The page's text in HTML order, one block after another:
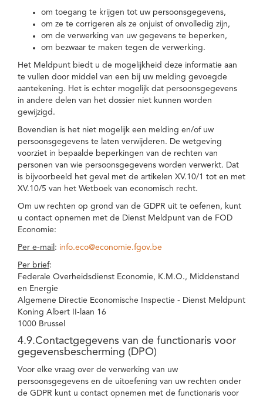
om toegang te krijgen tot uw persoonsgegevens,
om ze te corrigeren als ze onjuist of onvolledig zijn,
om de verwerking van uw gegevens te beperken,
om bezwaar te maken tegen de verwerking.
Het Meldpunt biedt u de mogelijkheid deze informatie aan
te vullen door middel van een bij uw melding gevoegde
aantekening. Het is echter mogelijk dat persoonsgegevens
in andere delen van het dossier niet kunnen worden
gewijzigd.
Bovendien is het niet mogelijk een melding en/of uw
persoonsgegevens te laten verwijderen. De wetgeving
voorziet in bepaalde beperkingen van de rechten van
personen van wie persoonsgegevens worden verwerkt. Dat
is bijvoorbeeld het geval met de artikelen XV.10/1 tot en met
XV.10/5 van het Wetboek van economisch recht.
Om uw rechten op grond van de GDPR uit te oefenen, kunt
u contact opnemen met de Dienst Meldpunt van de FOD
Economie:
Per e-mail : info.eco@economie.fgov.be
Per brief:
Federale Overheidsdienst Economie, K.M.O., Middenstand
en Energie
Algemene Directie Economische Inspectie - Dienst Meldpunt
Koning Albert II-laan 16
1000 Brussel
4.9.Contactgegevens van de functionaris voor
gegevensbescherming (DPO)
Voor elke vraag over de verwerking van uw
persoonsgegevens en de uitoefening van uw rechten onder
de GDPR kunt u contact opnemen met de functionaris voor